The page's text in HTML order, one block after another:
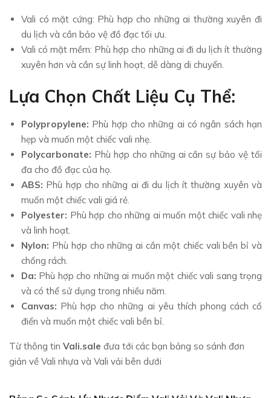
Vali có mặt cứng: Phù hợp cho những ai thường xuyên đi
du lịch và cần bảo vệ đồ đạc tối ưu.
Vali có mặt mềm: Phù hợp cho những ai đi du lịch ít thường
xuyên hơn và cần sự linh hoạt, dễ dàng di chuyển.
Lựa Chọn Chất Liệu Cụ Thể:
Polypropylene: Phù hợp cho những ai có ngân sách hạn
hẹp và muốn một chiếc vali nhẹ.
Polycarbonate: Phù hợp cho những ai cần sự bảo vệ tối
đa cho đồ đạc của họ.
ABS: Phù hợp cho những ai đi du lịch ít thường xuyên và
muốn một chiếc vali giá rẻ.
Polyester: Phù hợp cho những ai muốn một chiếc vali nhẹ
và linh hoạt.
Nylon: Phù hợp cho những ai cần một chiếc vali bền bỉ và
chống rách.
Da: Phù hợp cho những ai muốn một chiếc vali sang trọng
và có thể sử dụng trong nhiều năm.
Canvas: Phù hợp cho những ai yêu thích phong cách cổ
điển và muốn một chiếc vali bền bỉ.
Từ thông tin Vali.sale đưa tới các bạn bảng so sánh đơn
giản về Vali nhựa và Vali vải bên dưới